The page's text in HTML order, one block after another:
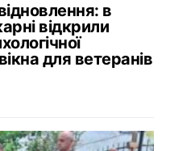
в
відкрили
для ветеранів